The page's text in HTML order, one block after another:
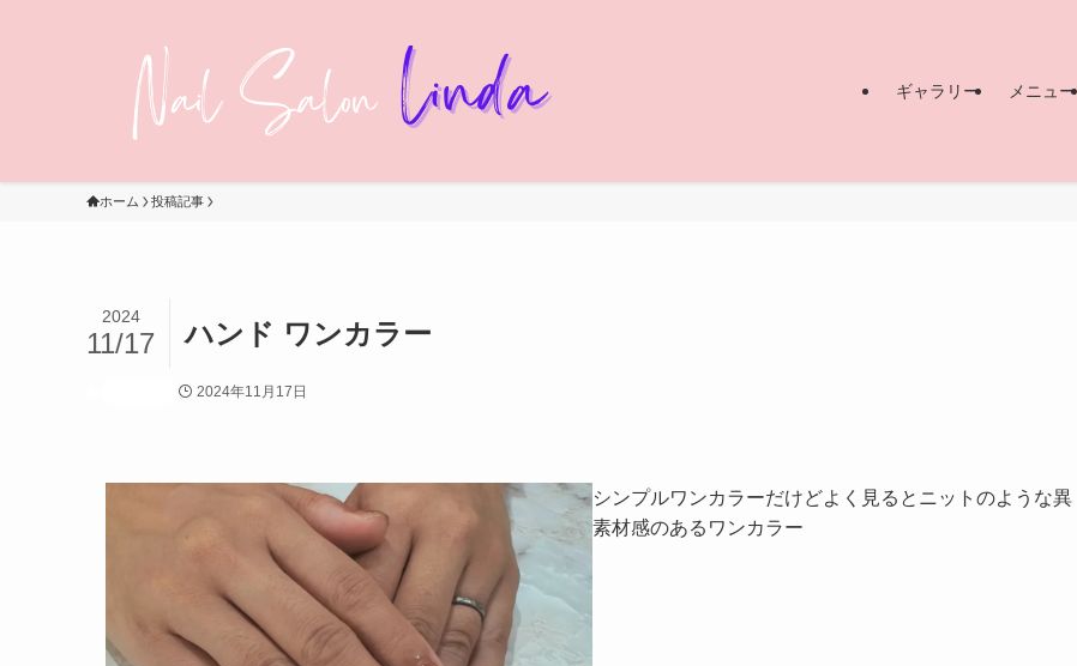
ギャラリー メニュー
ホーム 投稿記事
ハンド ワンカラー
2024
11/17
2024年11月17日
シンプルワンカラーだけどよく見るとニットのような異
素材感のあるワンカラー